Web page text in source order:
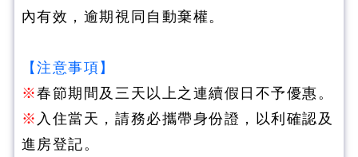
內有效，逾期視同自動棄權。
【注意事項】
※春節期間及三天以上之連續假日不予優惠。
※ 入住當天，請務必攜帶身份證，以利確認及
進房登記。